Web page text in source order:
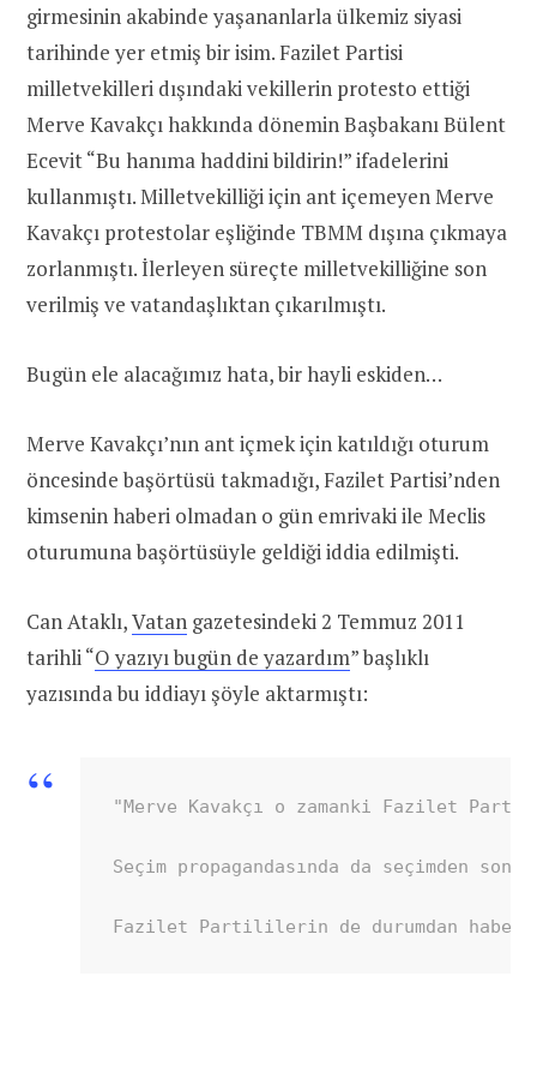
girmesinin akabinde yaşananlarla ülkemiz siyasi
tarihinde yer etmiş bir isim. Fazilet Partisi
milletvekilleri dışındaki vekillerin protesto ettiği
Merve Kavakçı hakkında dönemin Başbakanı Bülent
Ecevit “Bu hanıma haddini bildirin!” ifadelerini
kullanmıştı. Milletvekilliği için ant içemeyen Merve
Kavakçı protestolar eşliğinde TBMM dışına çıkmaya
zorlanmıştı. İlerleyen süreçte milletvekilliğine son
verilmiş ve vatandaşlıktan çıkarılmıştı.
Bugün ele alacağımız hata, bir hayli eskiden…
Merve Kavakçı’nın ant içmek için katıldığı oturum
öncesinde başörtüsü takmadığı, Fazilet Partisi’nden
kimsenin haberi olmadan o gün emrivaki ile Meclis
oturumuna başörtüsüyle geldiği iddia edilmişti.
Can Ataklı,Vatan gazetesindeki 2 Temmuz 2011
tarihli “O yazıyı bugün de yazardım” başlıklı
yazısında bu iddiayı şöyle aktarmıştı:
"Merve Kavakçı o zamanki Fazilet
Seçim propagandasında da seçimden
Fazilet Partililerin de durumdan haberi